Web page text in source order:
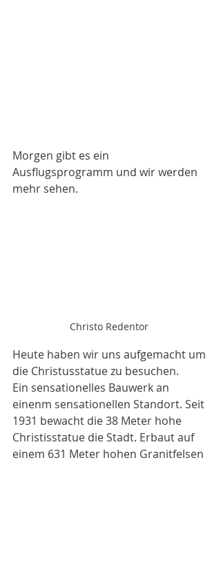
Morgen gibt es ein
Ausflugsprogramm und wir werden
mehr sehen.
Christo Redentor
Heute haben wir uns aufgemacht um
die Christusstatue zu besuchen.
Ein sensationelles Bauwerk an
einenm sensationellen Standort. Seit
1931 bewacht die 38 Meter hohe
Christisstatue die Stadt. Erbaut auf
einem 631 Meter hohen Granitfelsen